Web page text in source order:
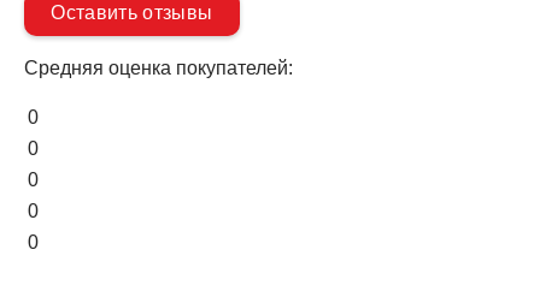
Оставить отзывы
Средняя оценка покупателей:
0
0
0
0
0